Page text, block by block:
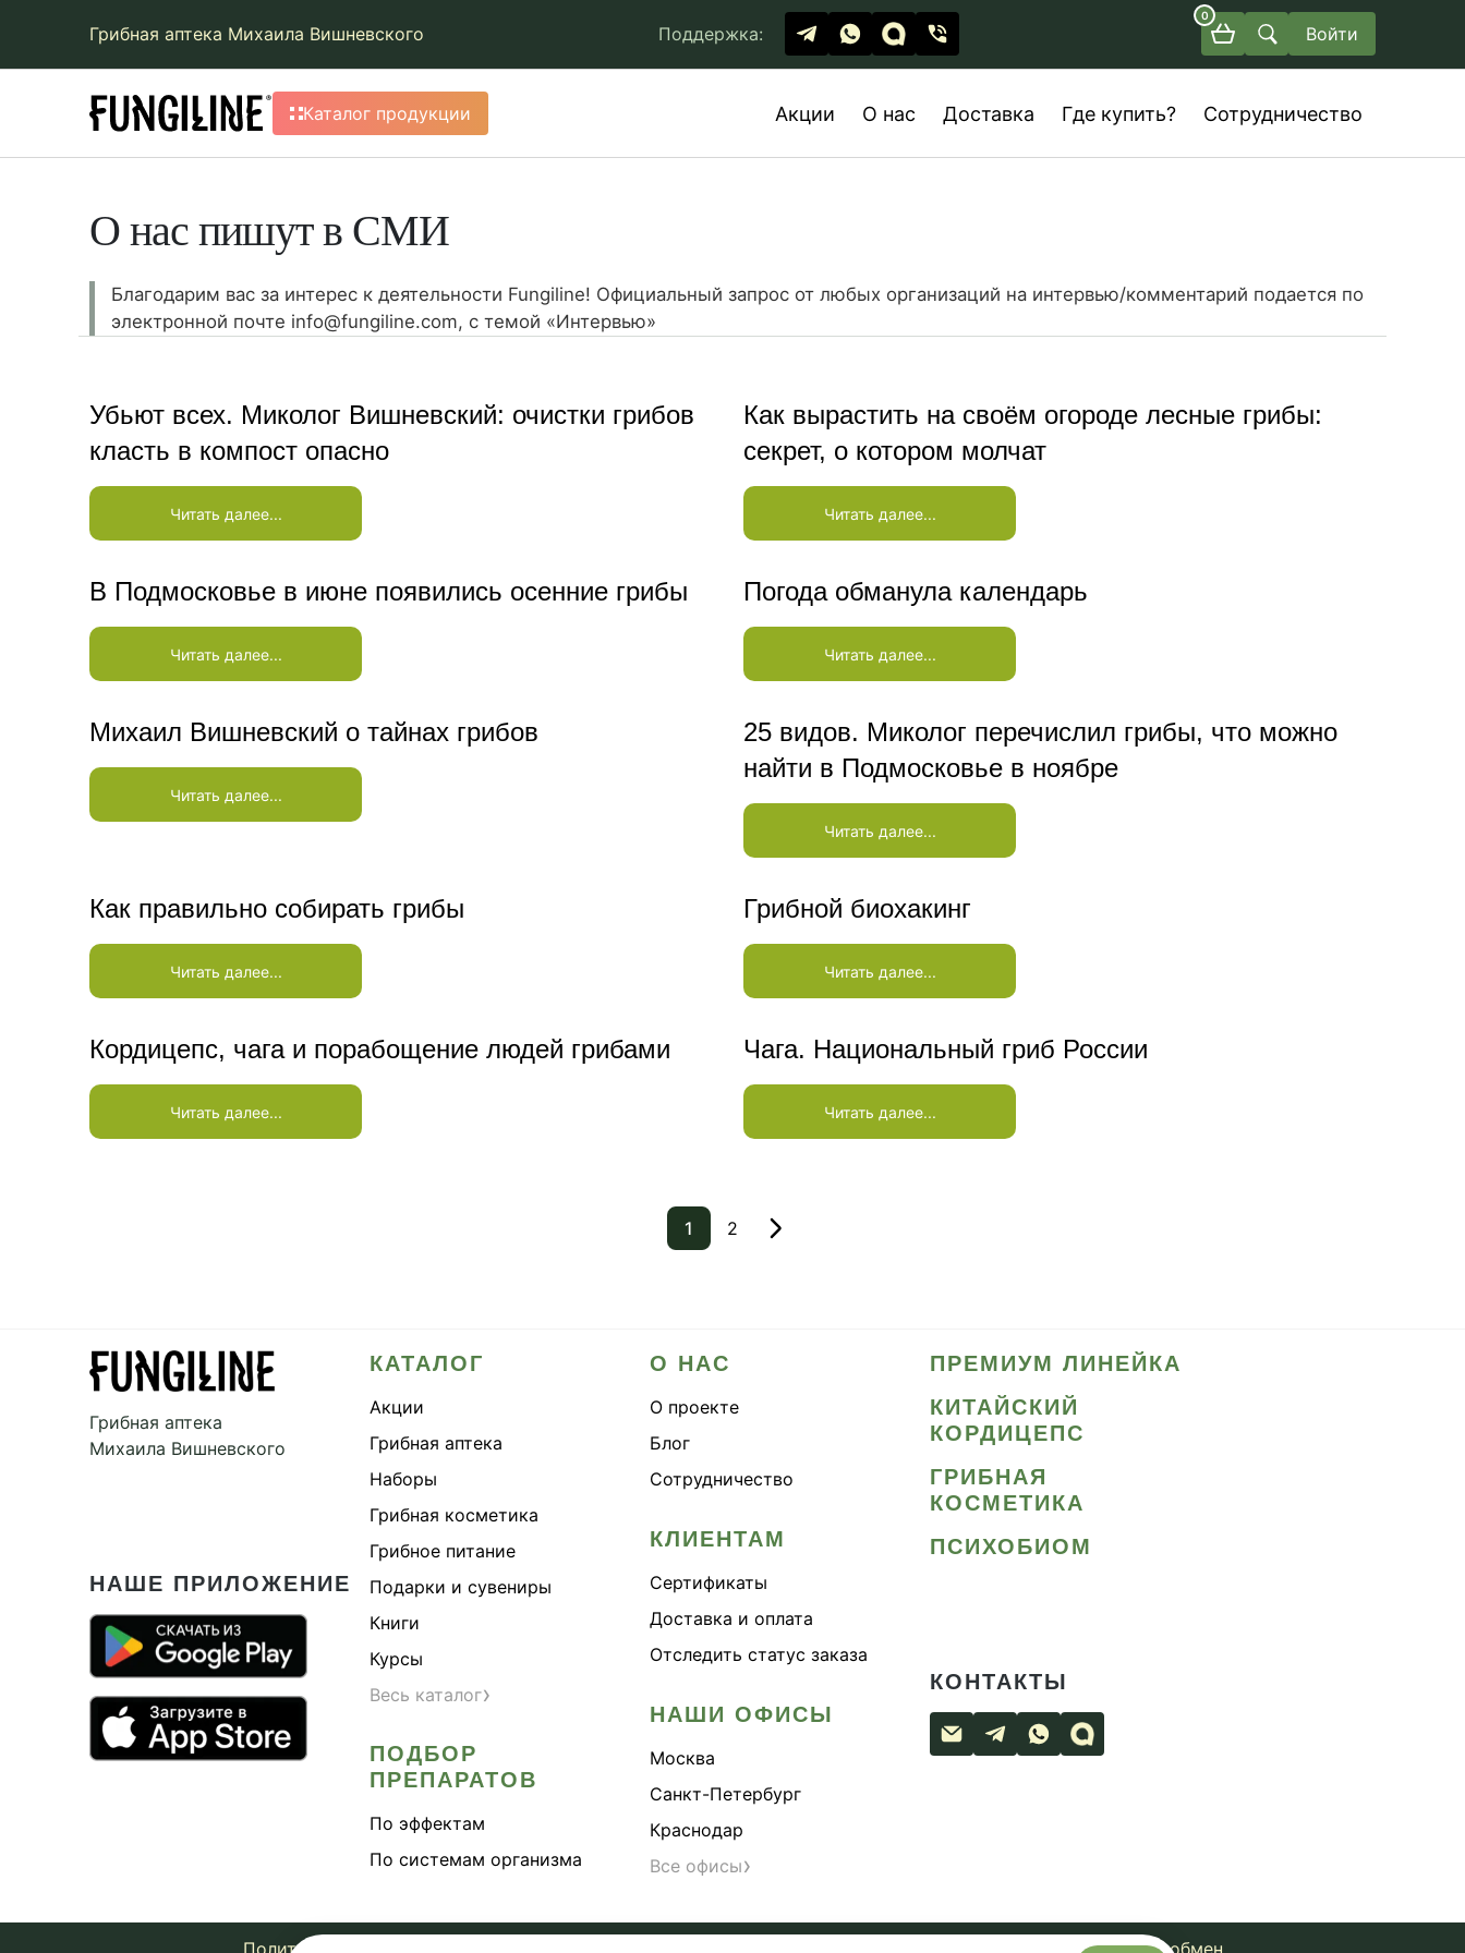
Грибная аптека Михаила Вишневского Поддержка:
0
Войти
Каталог продукции Акции О нас Доставка Где купить? Сотрудничество
О нас пишут в СМИ
Благодарим вас за интерес к деятельности Fungiline! Официальный запрос от любых организаций на интервью/комментарий подается по
электронной почте info@fungiline.com, с темой «Интервью»
Убьют всех. Миколог Вишневский: очистки грибов
класть в компост опасно
Читать далее...
Как вырастить на своём огороде лесные грибы:
секрет, о котором молчат
Читать далее...
В Подмосковье в июне появились осенние грибы
Читать далее...
Погода обманула календарь
Читать далее...
Михаил Вишневский о тайнах грибов
Читать далее...
25 видов. Миколог перечислил грибы, что можно
найти в Подмосковье в ноябре
Читать далее...
Как правильно собирать грибы
Читать далее...
Грибной биохакинг
Читать далее...
Кордицепс, чага и порабощение людей грибами
Читать далее...
Чага. Национальный гриб России
Читать далее...
1 2
Грибная аптека
Михаила Вишневского
НАШЕ ПРИЛОЖЕНИЕ
КАТАЛОГ
Акции
Грибная аптека
Наборы
Грибная косметика
Грибное питание
Подарки и сувениры
Книги
Курсы
Весь каталог›
ПОДБОР
ПРЕПАРАТОВ
По эффектам
По системам организма
О НАС
О проекте
Блог
Сотрудничество
КЛИЕНТАМ
Сертификаты
Доставка и оплата
Отследить статус заказа
НАШИ ОФИСЫ
Москва
Санкт-Петербург
Краснодар
Все офисы›
ПРЕМИУМ ЛИНЕЙКА
КИТАЙСКИЙ
КОРДИЦЕПС
ГРИБНАЯ
КОСМЕТИКА
ПСИХОБИОМ
КОНТАКТЫ
Политика конфиденциальности Возврат и обмен